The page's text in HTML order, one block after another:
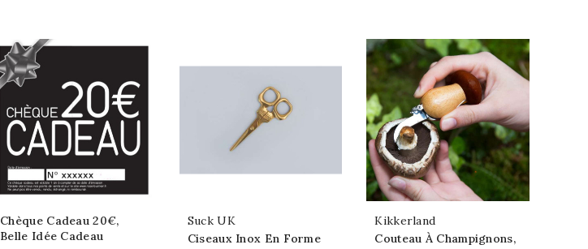
Chèque Cadeau 20€,
Belle Idée Cadeau
Suck UK
Ciseaux Inox En Forme
Kikkerland
Couteau À Champignons,